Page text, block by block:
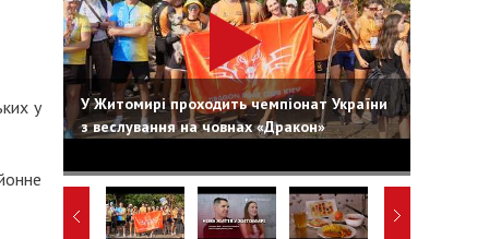
у
У Житомирі проходить чемпіонат України
з веслування на човнах «Дракон»